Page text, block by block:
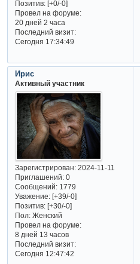
Позитив: [+0/-0]
Провел на форуме:
20 дней 2 часа
Последний визит:
Сегодня 17:34:49
Ирис
Активный участник
Зарегистрирован: 2024-11-11
Приглашений:0
Сообщений:1779
Уважение: [+39/-0]
Позитив: [+30/-0]
Пол:Женский
Провел на форуме:
8 дней 13 часов
Последний визит:
Сегодня 12:47:42